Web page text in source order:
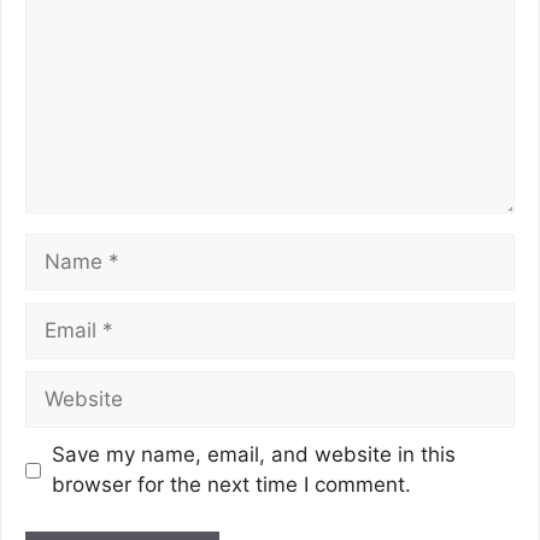
Save my name, email, and website in this
browser for the next time I comment.